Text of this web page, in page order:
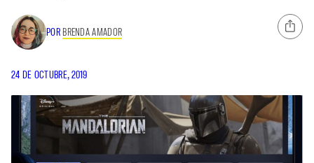
POR BRENDA AMADOR
24 DE OCTUBRE, 2019